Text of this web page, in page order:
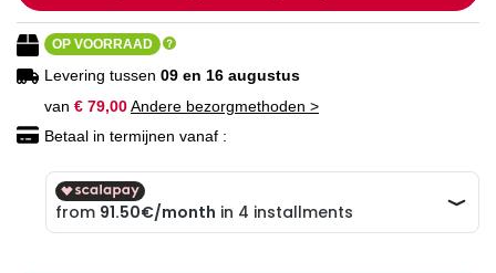
gallerij
gallerij
OP VOORRAAD
Levering tussen 09 en 16 augustus
van € 79,00Andere bezorgmethoden >
Betaal in termijnen vanaf :